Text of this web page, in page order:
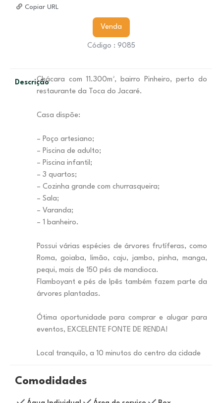
Copiar URL
Venda
Código : 9085
DescriçãoChácara com 11.300m², bairro Pinheiro, perto do
restaurante da Toca do Jacaré.
Casa dispõe:
– Poço artesiano;
– Piscina de adulto;
– Piscina infantil;
– 3 quartos;
– Cozinha grande com churrasqueira;
– Sala;
– Varanda;
– 1 banheiro.
Possui várias espécies de árvores frutíferas, como
Roma, goiaba, limão, caju, jambo, pinha, manga,
pequi, mais de 150 pés de mandioca.
Flamboyant e pés de Ipês também fazem parte da
árvores plantadas.
Ótima oportunidade para comprar e alugar para
eventos, EXCELENTE FONTE DE RENDA!
Local tranquilo, a 10 minutos do centro da cidade
Comodidades